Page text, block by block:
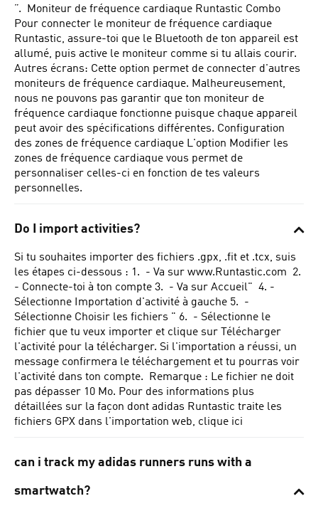
”.
Moniteur de fréquence cardiaque Runtastic Combo
Pour connecter le moniteur de fréquence cardiaque
Runtastic, assure-toi que le Bluetooth de ton appareil est
allumé, puis active le moniteur comme si tu allais courir.
Autres écrans: Cette option permet de connecter d'autres
moniteurs de fréquence cardiaque. Malheureusement,
nous ne pouvons pas garantir que ton moniteur de
fréquence cardiaque fonctionne puisque chaque appareil
peut avoir des spécifications différentes. Configuration
des zones de fréquence cardiaque L'option Modifier les
zones de fréquence cardiaque vous permet de
personnaliser celles-ci en fonction de tes valeurs
personnelles.
Do I import activities?
Si tu souhaites importer des fichiers .gpx, .fit et .tcx, suis
les étapes ci-dessous : 1. - Va sur www.Runtastic.com 2.
- Connecte-toi à ton compte 3. - Va sur Accueil" 4. -
Sélectionne Importation d'activité à gauche 5. -
Sélectionne Choisir les fichiers " 6. - Sélectionne le
fichier que tu veux importer et clique sur Télécharger
l'activité pour la télécharger. Si l'importation a réussi, un
message confirmera le téléchargement et tu pourras voir
l'activité dans ton compte.
Remarque : Le fichier ne doit
pas dépasser 10 Mo. Pour des informations plus
détaillées sur la façon dont adidas Runtastic traite les
fichiers GPX dans l'importation web, clique ici
can i track my adidas runners runs with a
smartwatch?